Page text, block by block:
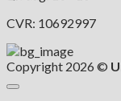
CVR: 10692997
Copyright 2026 ©